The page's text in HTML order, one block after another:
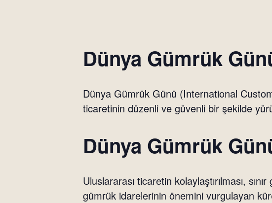
Dünya Gümrük
Dünya Gümrük Günü (International
ticaretinin düzenli ve güvenli bir şekilde
Dünya Gümrük
Uluslararası ticaretin kolaylaştırılması,
gümrük idarelerinin önemini vurgulayan